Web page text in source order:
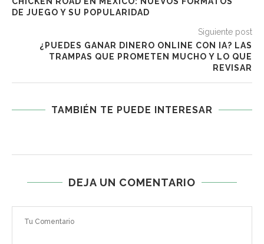
DE JUEGO Y SU POPULARIDAD
Siguiente post
¿PUEDES GANAR DINERO ONLINE CON IA? LAS
TRAMPAS QUE PROMETEN MUCHO Y LO QUE
REVISAR
TAMBIÉN TE PUEDE INTERESAR
DEJA UN COMENTARIO